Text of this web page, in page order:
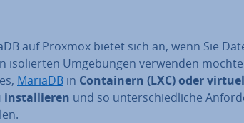
auf Proxmox bietet sich an, wenn Sie
iso­lier­ten Um­ge­bun­gen verwenden
MariaDB in Con­tai­nern (LXC) oder
in­stal­lie­ren und so un­ter­schied­li­che